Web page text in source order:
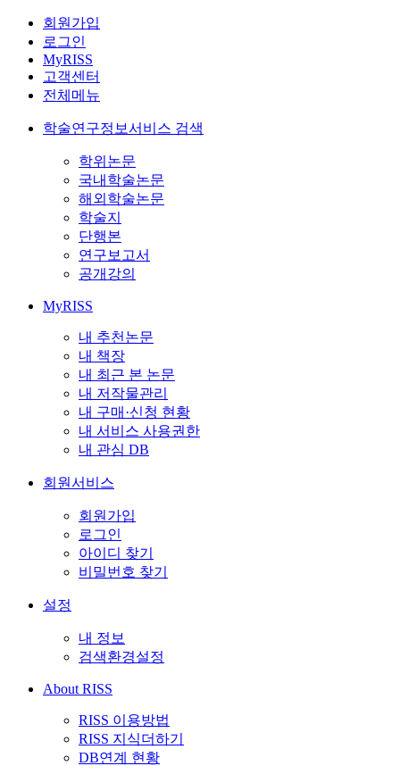
회원가입
로그인
MyRISS
고객센터
전체메뉴
학술연구정보서비스 검색
학위논문
국내학술논문
해외학술논문
학술지
단행본
연구보고서
공개강의
MyRISS
내 추천논문
내 책장
내 최근 본 논문
내 저작물관리
내 구매·신청 현황
내 서비스 사용권한
내 관심 DB
회원서비스
회원가입
로그인
아이디 찾기
비밀번호 찾기
설정
내 정보
검색환경설정
About RISS
RISS 이용방법
RISS 지식더하기
DB연계 현황